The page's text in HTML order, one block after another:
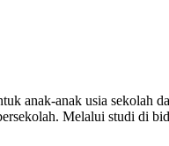
anak-anak usia sekolah
Melalui studi di